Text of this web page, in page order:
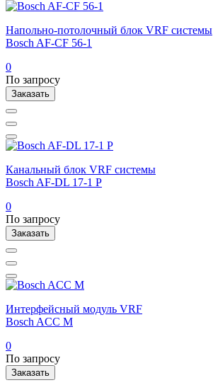
Напольно-потолочный блок VRF системы
Bosch AF-CF 56-1
0
По запросу
Заказать
Канальный блок VRF системы
Bosch AF-DL 17-1 P
0
По запросу
Заказать
Интерфейсный модуль VRF
Bosch ACC M
0
По запросу
Заказать